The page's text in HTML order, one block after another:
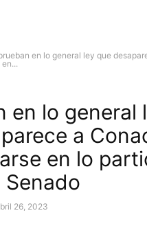
en lo general ley que
en lo general
a
en lo
Senado
26, 2023